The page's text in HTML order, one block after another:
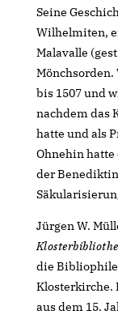
Seine
Wilhelmiten,
Malavalle
bis 1507 und
nachdem das
hatte und als
Ohnehin hatte
der
Jürgen W.
die
Klosterkirche.
aus dem 15.